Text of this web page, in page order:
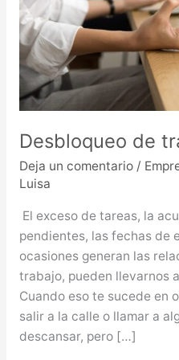
Desbloqueo de
Deja un comentario /
Luisa
El exceso de tareas, la
pendientes, las fechas de
ocasiones generan las
trabajo, pueden llevarnos
Cuando eso te sucede en
salir a la calle o llamar a
descansar, pero […]